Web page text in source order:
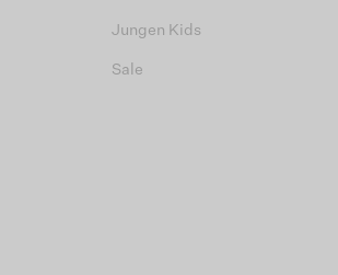
Jungen Kids
Sale